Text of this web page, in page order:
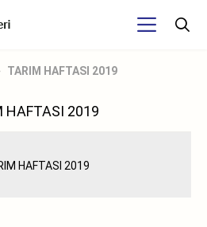
TARIM HAFTASI 2019
HAFTASI 2019